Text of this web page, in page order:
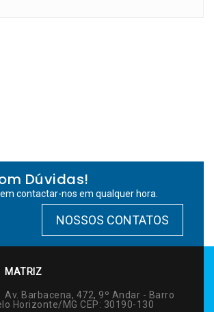
Dúvidas!
contactar-nos em qualquer hora.
NOSSOS CONTATOS
MATRIZ
Av. Barbacena, 472, 9º Andar - Barro
Horizonte/MG CEP: 30190-130